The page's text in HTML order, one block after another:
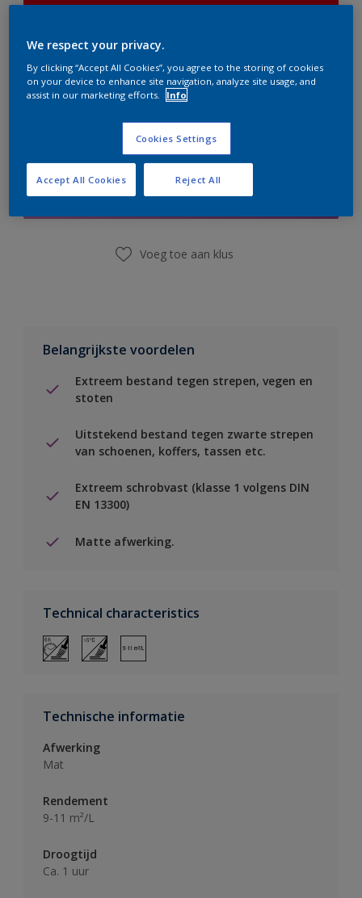
er hard aan om de voorraad aan te vullen.
Boodschappenlijst
Vind een winkel
Voeg toe aan klus
Belangrijkste voordelen
Extreem bestand tegen strepen, vegen en
stoten
Uitstekend bestand tegen zwarte strepen
van schoenen, koffers, tassen etc.
Extreem schrobvast (klasse 1 volgens DIN
EN 13300)
Matte afwerking.
Technical characteristics
Technische informatie
Afwerking
Mat
Rendement
9-11 m²/L
Droogtijd
Ca. 1 uur
We respect your privacy.
By clicking “Accept All Cookies”, you agree to the storing of cookies
on your device to enhance site navigation, analyze site usage, and
assist in our marketing efforts.
Info
Cookies Settings
Reject All
Accept All Cookies